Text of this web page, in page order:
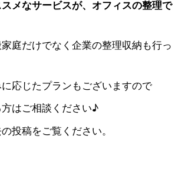
メなサービスが、オフィスの整理で
庭だけでなく企業の整理収納も行っ
応じたプランもございますので
はご相談ください♪
投稿をご覧ください。